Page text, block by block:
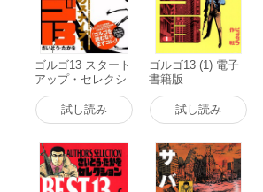
ゴルゴ13 スタート
アップ・セレクシ
ョン ゴルゴ13 3大
奇跡のスナイプ!
電子書籍版
試し読み
ゴルゴ13 (1) 電子
書籍版
試し読み